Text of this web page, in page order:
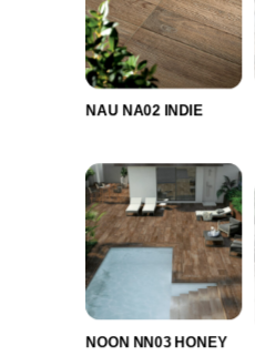
NAU NA02 INDIE
NOON NN03 HONEY